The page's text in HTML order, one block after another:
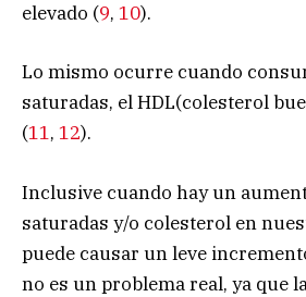
elevado (9, 10).
Lo mismo ocurre cuando
saturadas, el HDL(colesterol
(11, 12).
Inclusive cuando hay un
saturadas y/o colesterol en
puede causar un leve
no es un problema real, ya que